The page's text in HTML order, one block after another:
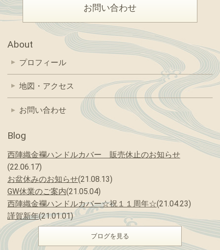
お問い合わせ
About
プロフィール
地図・アクセス
お問い合わせ
Blog
西陣織金襴ハンドルカバー 販売休止のお知らせ
(22.06.17)
お盆休みのお知らせ(21.08.13)
GW休業のご案内(21.05.04)
西陣織金襴ハンドルカバー☆祝１１周年☆(21.04.23)
謹賀新年(21.01.01)
ブログを見る